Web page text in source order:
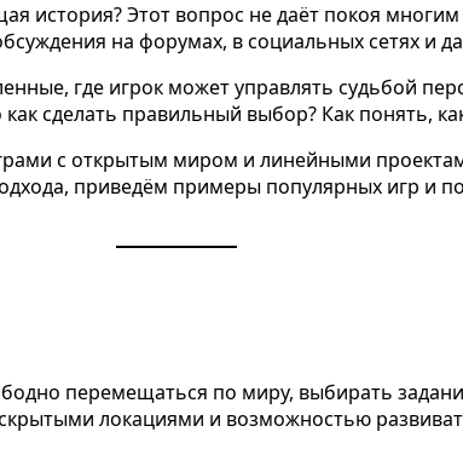
история? Этот вопрос не даёт покоя
на форумах, в социальных сетях и
где игрок может управлять судьбой
сделать правильный выбор? Как понять,
с открытым миром и линейными
приведём примеры популярных игр и
перемещаться по миру, выбирать
локациями и возможностью